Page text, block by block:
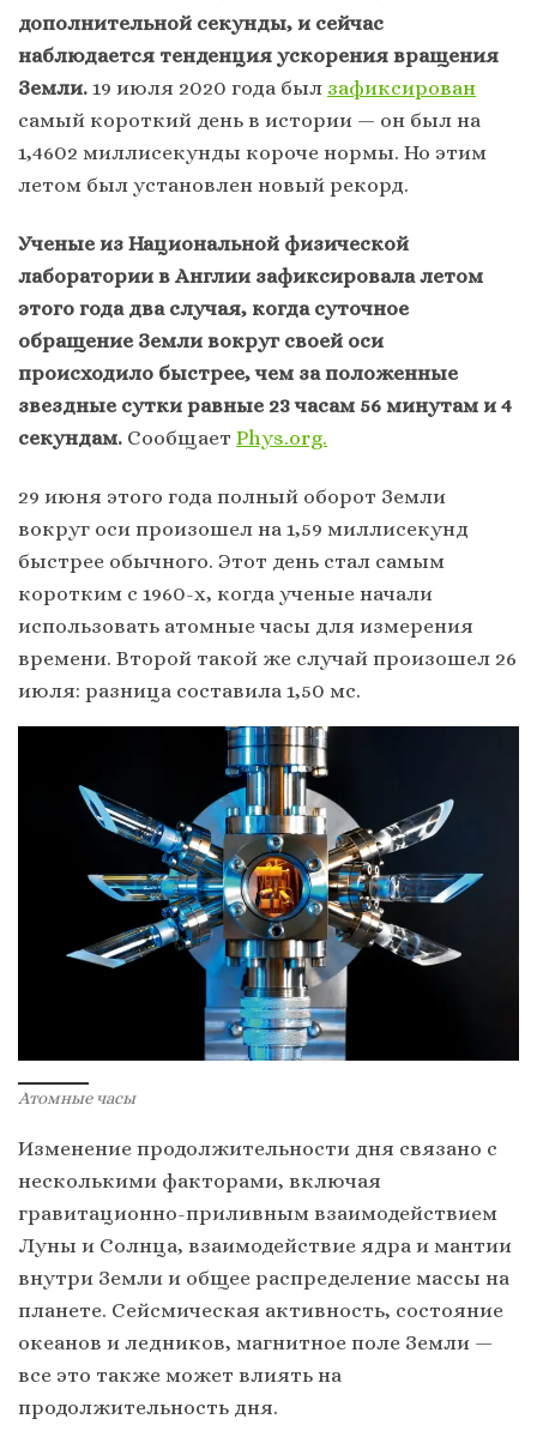
дополнительной секунды, и сейчас
наблюдается тенденция ускорения вращения
Земли. 19 июля 2020 года был зафиксирован
самый короткий день в истории — он был на
1,4602 миллисекунды короче нормы. Но этим
летом был установлен новый рекорд.
Ученые из Национальной физической
лаборатории в Англии зафиксировала летом
этого года два случая, когда суточное
обращение Земли вокруг своей оси
происходило быстрее, чем за положенные
звездные сутки равные 23 часам 56 минутам и 4
секундам. Сообщает Phys.org.
29 июня этого года полный оборот Земли
вокруг оси произошел на 1,59 миллисекунд
быстрее обычного. Этот день стал самым
коротким с 1960-х, когда ученые начали
использовать атомные часы для измерения
времени. Второй такой же случай произошел 26
июля: разница составила 1,50 мс.
Атомные часы
Изменение продолжительности дня связано с
несколькими факторами, включая
гравитационно-приливным взаимодействием
Луны и Солнца, взаимодействие ядра и мантии
внутри Земли и общее распределение массы на
планете. Сейсмическая активность, состояние
океанов и ледников, магнитное поле Земли —
все это также может влиять на
продолжительность дня.